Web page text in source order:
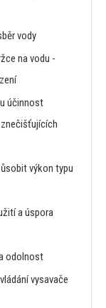
vody
na vodu -
účinnost
výkon typu
a úspora
odolnost
vysavače